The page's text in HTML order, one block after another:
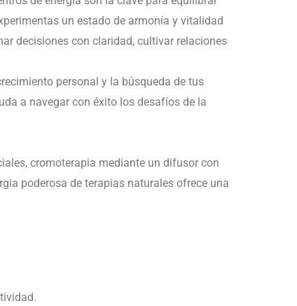
un estado de armonía y vitalidad
decisiones con claridad, cultivar relaciones
personal y la búsqueda de tus
a navegar con éxito los desafíos de la
cromoterapia mediante un difusor con
poderosa de terapias naturales ofrece una